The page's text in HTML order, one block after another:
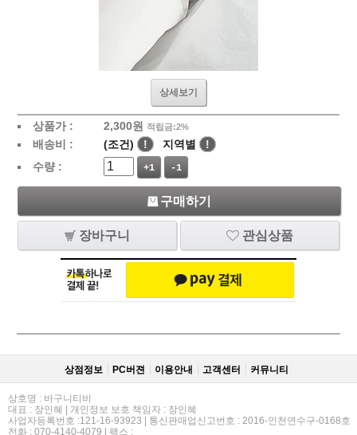
상세보기
상품가 : 2,300원 적립금:2%
배송비 : (조건) ! 지역별
!
수량 :
+1 -1
구매하기
장바구니 관심상품
상점정보 PC버젼 이용안내 고객센터 커뮤니티
상호명 : 바구니티비
대표 : 장인혜 | 개인정보 보호 책임자 : 장인혜
사업자등록번호 :121-16-93923 | 통신판매업신고번호 : 2016-인천연수구-0168호
전화 : 070-4140-4079 | 팩스 :